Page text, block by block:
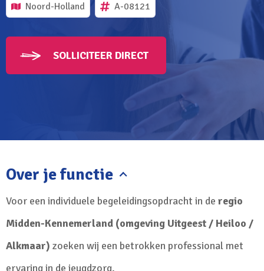
Noord-Holland A-08121
SOLLICITEER DIRECT
Over je functie
Voor een individuele begeleidingsopdracht in de regio
Midden-Kennemerland (omgeving Uitgeest / Heiloo /
Alkmaar) zoeken wij een betrokken professional met
ervaring in de jeugdzorg.